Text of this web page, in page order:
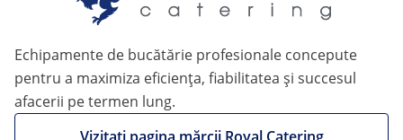
Echipamente de bucătărie profesionale concepute
pentru a maximiza eficiența, fiabilitatea și succesul
afacerii pe termen lung.